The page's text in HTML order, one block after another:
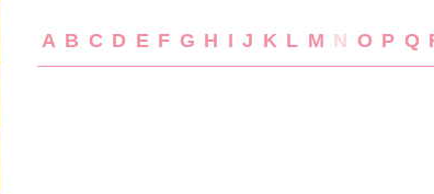
A B C D E F G H I J K L M N O P Q